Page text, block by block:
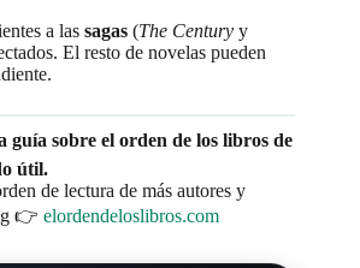
a las sagas (The Century y
El resto de novelas pueden
guía sobre el orden de los libros de
útil.
de lectura de más autores y
👉 elordendeloslibros.com